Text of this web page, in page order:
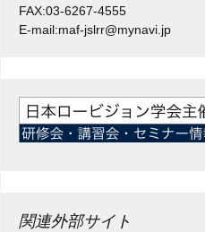
FAX:03-6267-4555
E-mail:maf-jslrr@mynavi.jp
関連外部サイト